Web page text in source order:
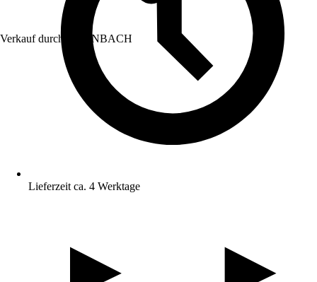
Verkauf durch: HORNBACH
Lieferzeit ca. 4 Werktage